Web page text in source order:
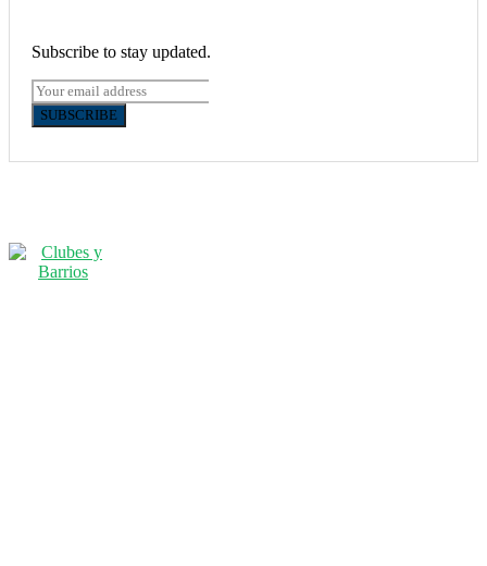
Subscribe to stay updated.
SUBSCRIBE